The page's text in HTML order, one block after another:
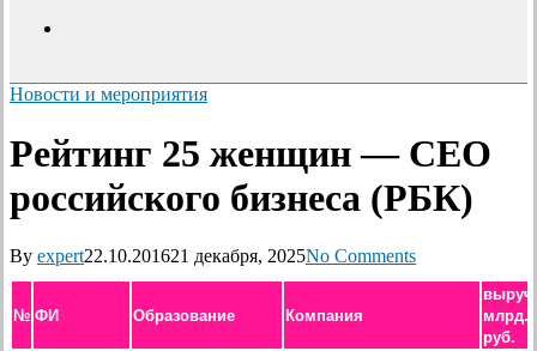
Новости и мероприятия
Рейтинг 25 женщин — СЕО
российского бизнеса (РБК)
By expert22.10.201621 декабря, 2025No Comments
№ ФИ Образование Компания
млрд.
руб.